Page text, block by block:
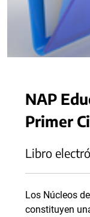
NAP
Primer
Libro
Los Núcleos
constituyen